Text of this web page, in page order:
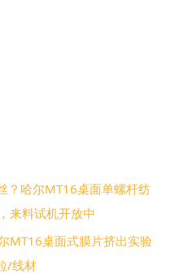
？哈尔MT16桌面单螺杆纺
来料试机开放中
MT16桌面式膜片挤出实验
/线材